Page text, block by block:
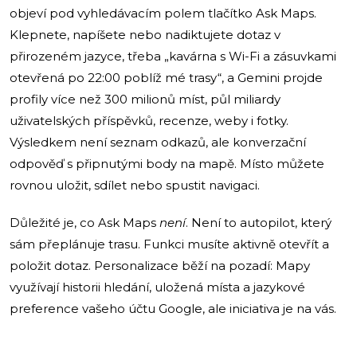
objeví pod vyhledávacím polem tlačítko Ask Maps.
Klepnete, napíšete nebo nadiktujete dotaz v
přirozeném jazyce, třeba „kavárna s Wi-Fi a zásuvkami
otevřená po 22:00 poblíž mé trasy“, a Gemini projde
profily více než 300 milionů míst, půl miliardy
uživatelských příspěvků, recenze, weby i fotky.
Výsledkem není seznam odkazů, ale konverzační
odpověď s připnutými body na mapě. Místo můžete
rovnou uložit, sdílet nebo spustit navigaci.
Důležité je, co Ask Maps není. Není to autopilot, který
sám přeplánuje trasu. Funkci musíte aktivně otevřít a
položit dotaz. Personalizace běží na pozadí: Mapy
využívají historii hledání, uložená místa a jazykové
preference vašeho účtu Google, ale iniciativa je na vás.